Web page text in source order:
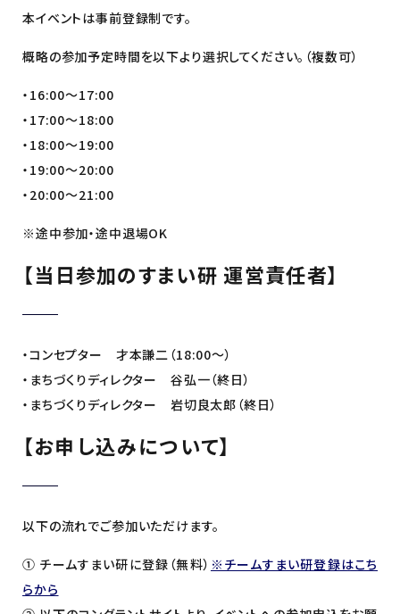
本イベントは事前登録制です。
概略の参加予定時間を以下より選択してください。（複数可）
・16:00〜17:00
・17:00〜18:00
・18:00〜19:00
・19:00〜20:00
・20:00〜21:00
※途中参加・途中退場OK
【当日参加のすまい研 運営責任者】
・コンセプター 才本謙二（18:00〜）
・まちづくりディレクター 谷弘一（終日）
・まちづくりディレクター 岩切良太郎（終日）
【お申し込みについて】
以下の流れでご参加いただけます。
① チームすまい研に登録（無料） ※チームすまい研登録はこち
らから